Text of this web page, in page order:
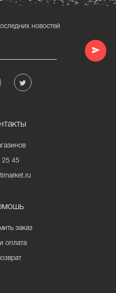
новостей
25 45
заказ
оплата